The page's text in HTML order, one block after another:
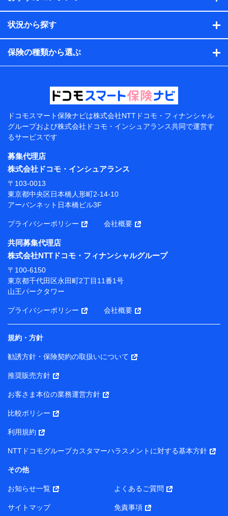
当社または株式会社NTTドコモ・フィナンシャルグルー
プが取得し、又は保有する保険契約に関する情報。例と
して、保険契約者及び被保険者の氏名、住所、生年月
日、性別、保険契約者と被保険者の関係、保険加入の目
的、保険商品の内容、保険料、保険料のお支払方法、車
のメーカーや走行距離などの情報、建物の構造や築年数
などの情報、ペットの種類や年齢などの情報などが含ま
提供当事者から受領当事者が個人データを取得する方法
電子的・電磁的方法等
【共同して利用する者の範囲】
当社
株式会社NTTドコモ・フィナンシャルグループ
【利用目的】
当社または株式会社NTTドコモ・フィナンシャルグルー
プが提供する保険関連サービスにおけるユーザー登録受
付および管理のため
当社または株式会社NTTドコモ・フィナンシャルグルー
携会社の保険その他に関する情報を提供するため、また
維持管理等の委託業務遂行のため、またそれらに付帯、
関連する当社または株式会社NTTドコモ・フィナンシャ
ルグループおよび提携会社のサービスを案内、提供する
ため
（各サービスで取得したサービス利用履歴、ウェブサイ
トの閲覧履歴、購買履歴、ご契約内容等のパーソナルデ
ータを分析して、お客さまの趣味・嗜好・傾向に応じた
サービス・商品等に関するご提案や広告の配信等を行う
ことがあります。）
各種セミナーの開催のため
コンサルティングサービスの実施のため
アンケートやキャンペーン等の実施のため
上記に係る案内・手続き・管理等付帯業務を行うため
所・代表者名】
り）
株式会社NTTドコモ・フィナンシャルグループ 代表取締役
社長 廣井 孝史
東京都中央区日本橋人形町2-14-10 アーバンネット日本橋
株式会社ドコモ・インシュアランス 代表取締役社長 吉
村 忠義
状況から探す
保険の種類から選ぶ
ドコモスマート保険ナビは株式会社NTTドコモ・フィナンシャル
グループおよび株式会社ドコモ・インシュアランス共同で運営す
るサービスです
募集代理店
株式会社ドコモ・インシュアランス
〒103-0013
東京都中央区日本橋人形町2-14-10
アーバンネット日本橋ビル3F
プライバシーポリシー 会社概要
共同募集代理店
株式会社NTTドコモ・フィナンシャルグループ
〒100-6150
東京都千代田区永田町2丁目11番1号
山王パークタワー
プライバシーポリシー 会社概要
規約・方針
勧誘方針・保険契約の取扱いについて
推奨販売方針
お客さま本位の業務運営方針
比較ポリシー
利用規約
NTTドコモグループカスタマーハラスメントに対する基本方針
その他
お知らせ一覧 よくあるご質問
サイトマップ 免責事項